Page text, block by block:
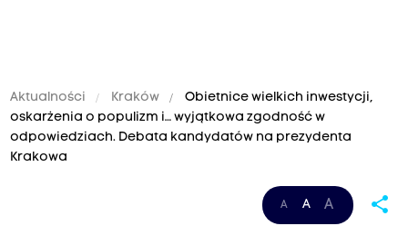
Aktualności Kraków
Obietnice wielkich inwestycji,
oskarżenia o populizm i… wyjątkowa zgodność w
odpowiedziach. Debata kandydatów na prezydenta
Krakowa
A A A share